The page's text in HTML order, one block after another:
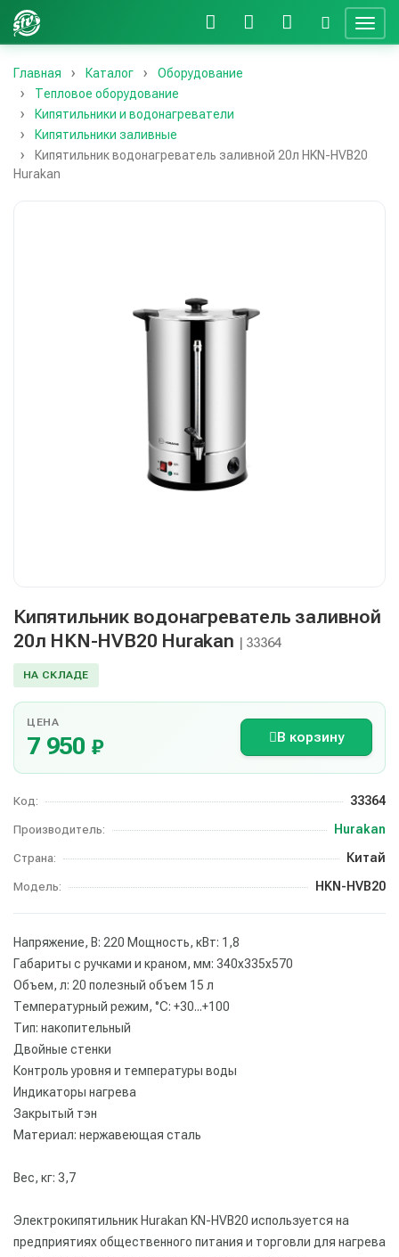
Главная Каталог
Оборудование
Тепловое оборудование
Кипятильники и водонагреватели
Кипятильники заливные
Кипятильник водонагреватель заливной 20л HKN-HVB20
Hurakan
Кипятильник водонагреватель заливной
20л HKN-HVB20 Hurakan | 33364
НА СКЛАДЕ
ЦЕНА
7 950 ₽ В корзину
Код: 33364
Производитель: Hurakan
Страна: Китай
Модель: HKN-HVB20
Напряжение, В: 220 Мощность, кВт: 1,8
Габариты с ручками и краном, мм: 340х335х570
Объем, л: 20 полезный объем 15 л
Температурный режим, °С: +30...+100
Тип: накопительный
Двойные стенки
Контроль уровня и температуры воды
Индикаторы нагрева
Закрытый тэн
Материал: нержавеющая сталь
Вес, кг: 3,7
Электрокипятильник Hurakan KN-HVB20 используется на
предприятиях общественного питания и торговли для нагрева